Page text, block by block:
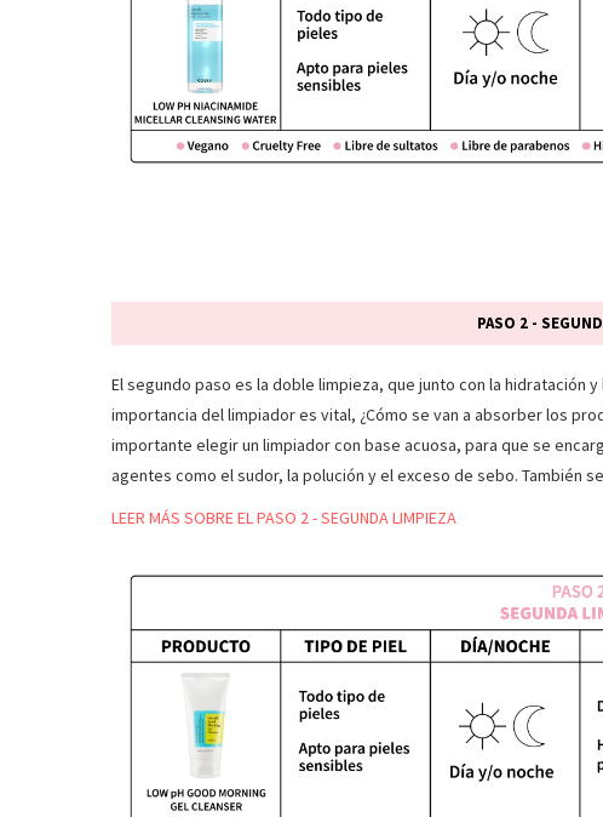
PASO 2 -
El segundo paso es la doble limpieza, que junto con la hidratación
importancia del limpiador es vital, ¿Cómo se van a absorber los
importante elegir un limpiador con base acuosa, para que se
agentes como el sudor, la polución y el exceso de sebo. También
LEER MÁS SOBRE EL PASO 2 - SEGUNDA LIMPIEZA